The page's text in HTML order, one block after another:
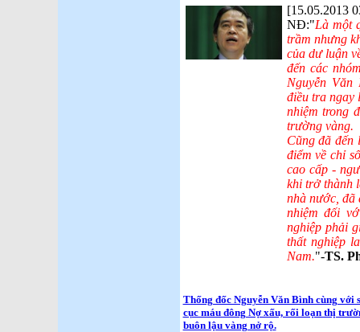
[15.05.2013
NĐ:"Là một
trầm nhưng
của dư luận
đến các
Nguyễn
điều tra ngay
nhiệm trong
trường vàng.
Cũng đã đến
điểm về chỉ
cao cấp -
khi trở thành
nhà nước, đã
nhiệm đối
nghiệp phải
thất nghiệp
Nam."-TS.
Thống đốc Nguyễn Văn Bình cùng với
cục máu đông Nợ xấu, rối loạn thị
buôn lậu vàng nở rộ.